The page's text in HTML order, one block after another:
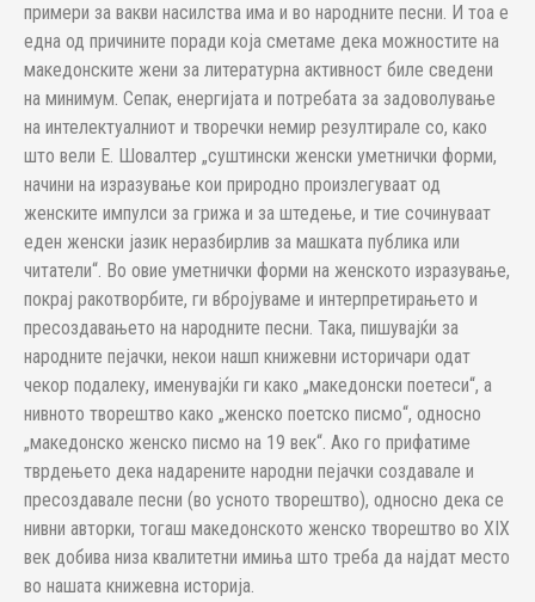
примери за вакви насилства има и во народните песни. И тоа е
една од при­чините поради која сметаме дека можностите на
македонските жени за литературна активност биле сведени
на минимум. Сепак, енергијата и пот­ребата за задоволување
на интелектуалниот и творечки немир ре­зул­ти­рале со, како
што вели Е. Шовалтер „суштински женски уметнички форми,
начини на изразување кои природно произлегуваат од
женските импулси за грижа и за штедење, и тие сочинуваат
еден женски јазик неразбирлив за машката публика или
читатели“. Во овие уметнички форми на женското изразување,
покрај ра­котворбите, ги вбројуваме и интерпретирањето и
пресоздавањето на на­родните песни. Така, пишувајќи за
народните пејачки, некои нашп книжевни историчари одат
чекор подалеку, именувајќи ги како „македонски поетеси“, а
нив­но­то творештво како „женско поетско писмо“, односно
„македонско женс­ко писмо на 19 век“. Ако го прифатиме
тврдењето дека надарените народни пејачки создавале и
пре­создавале песни (во усното творештво), односно дека се
нивни ав­тор­ки, тогаш македонското женско творештво во XIX
век добива низа квалитетни ими­ња што треба да најдат место
во нашата книжевна историја.